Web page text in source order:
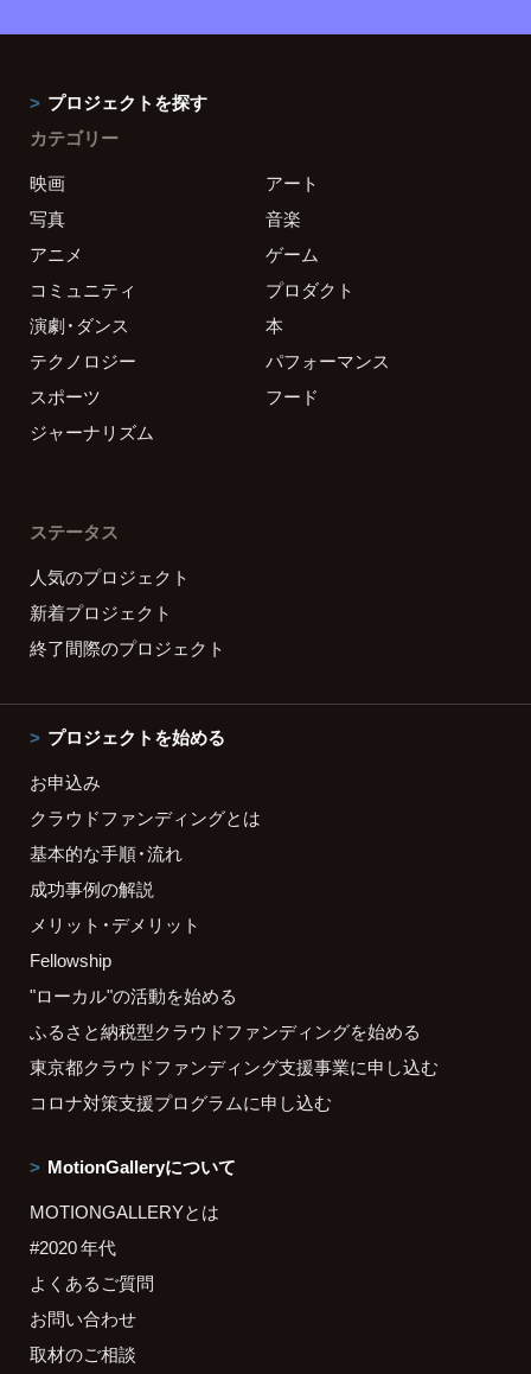
プロジェクトを探す
カテゴリー
映画
アート
写真
音楽
アニメ
ゲーム
コミュニティ
プロダクト
演劇・ダンス
本
テクノロジー
パフォーマンス
スポーツ
フード
ジャーナリズム
ステータス
人気のプロジェクト
新着プロジェクト
終了間際のプロジェクト
プロジェクトを始める
お申込み
クラウドファンディングとは
基本的な手順・流れ
成功事例の解説
メリット・デメリット
Fellowship
"ローカル"の活動を始める
ふるさと納税型クラウドファンディングを始める
東京都クラウドファンディング支援事業に申し込む
コロナ対策支援プログラムに申し込む
MotionGalleryについて
MOTIONGALLERYとは
#2020 年代
よくあるご質問
お問い合わせ
取材のご相談